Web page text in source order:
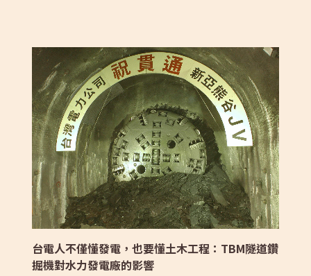
台電人不僅懂發電，也要懂土木工程：TBM隧道鑽
掘機對水力發電廠的影響